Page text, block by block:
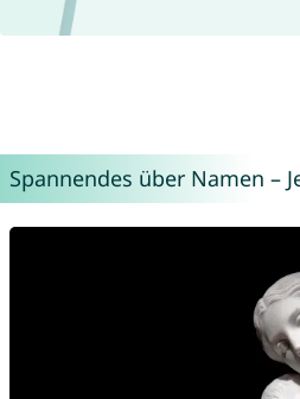
Spannendes über Namen –